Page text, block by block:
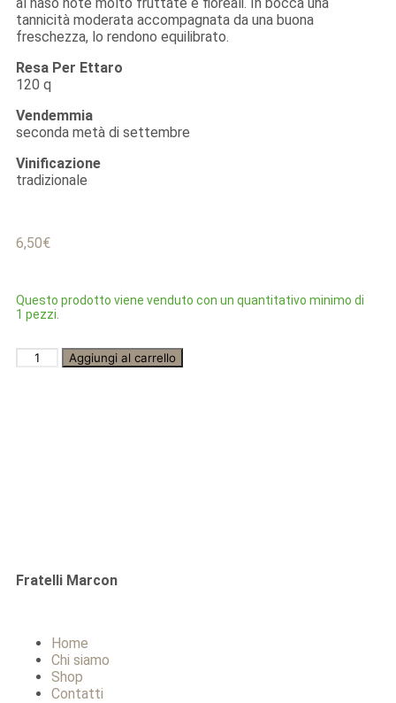
tannicità moderata accompagnata da una buona
freschezza, lo rendono equilibrato.
Resa Per Ettaro
120 q
Vendemmia
seconda metà di settembre
Vinificazione
tradizionale
6,50€
Questo prodotto viene venduto con un quantitativo minimo di
1 pezzi.
Aggiungi al carrello
Fratelli Marcon
Home
Chi siamo
Shop
Contatti